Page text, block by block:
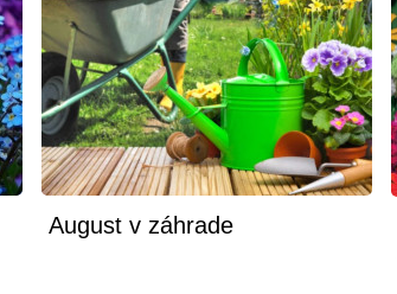
August v záhrade